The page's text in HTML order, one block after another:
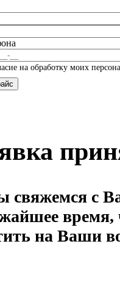
на обработку моих
свяжемся с
время,
на Ваши